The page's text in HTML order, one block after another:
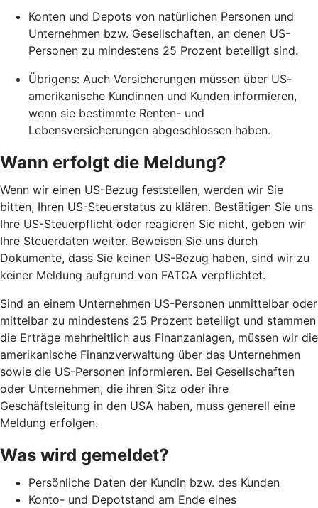
Konten und Depots von natürlichen Personen und
Unternehmen bzw. Gesellschaften, an denen US-
Personen zu mindestens 25 Prozent beteiligt sind.
Übrigens: Auch Versicherungen müssen über US-
amerikanische Kundinnen und Kunden informieren,
wenn sie bestimmte Renten- und
Lebensversicherungen abgeschlossen haben.
Wann erfolgt die Meldung?
Wenn wir einen US-Bezug feststellen, werden wir Sie
bitten, Ihren US-Steuerstatus zu klären. Bestätigen Sie uns
Ihre US-Steuerpflicht oder reagieren Sie nicht, geben wir
Ihre Steuerdaten weiter. Beweisen Sie uns durch
Dokumente, dass Sie keinen US-Bezug haben, sind wir zu
keiner Meldung aufgrund von FATCA verpflichtet.
Sind an einem Unternehmen US-Personen unmittelbar oder
mittelbar zu mindestens 25 Prozent beteiligt und stammen
die Erträge mehrheitlich aus Finanzanlagen, müssen wir die
amerikanische Finanzverwaltung über das Unternehmen
sowie die US-Personen informieren. Bei Gesellschaften
oder Unternehmen, die ihren Sitz oder ihre
Geschäftsleitung in den USA haben, muss generell eine
Meldung erfolgen.
Was wird gemeldet?
Persönliche Daten der Kundin bzw. des Kunden
Konto- und Depotstand am Ende eines